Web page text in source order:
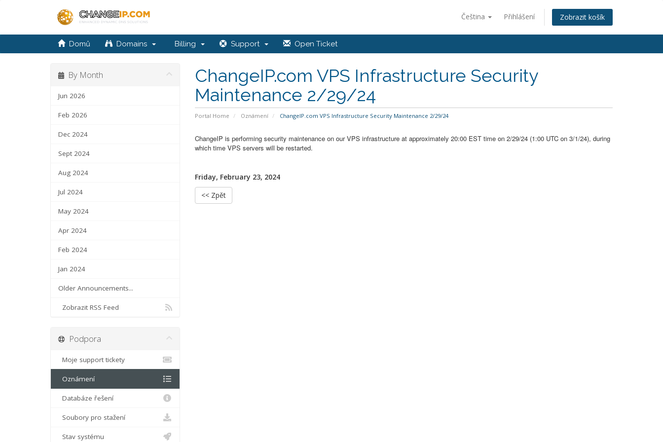
Čeština Přihlášení Zobrazit košík
Domů Domains Billing Support Open Ticket
ChangeIP.com VPS Infrastructure Security
Maintenance 2/29/24
Portal Home Oznámení ChangeIP.com VPS Infrastructure Security Maintenance 2/29/24
By Month
Jun 2026
Feb 2026
Dec 2024
Sept 2024
Aug 2024
Jul 2024
May 2024
Apr 2024
Feb 2024
Jan 2024
Older Announcements...
Zobrazit RSS Feed
ChangeIP is performing security maintenance on our VPS infrastructure at approximately 20:00 EST time on 2/29/24 (1:00 UTC on 3/1/24), during
which time VPS servers will be restarted.
Friday, February 23, 2024
<< Zpět
Podpora
Moje support tickety
Oznámení
Databáze řešení
Soubory pro stažení
Stav systému